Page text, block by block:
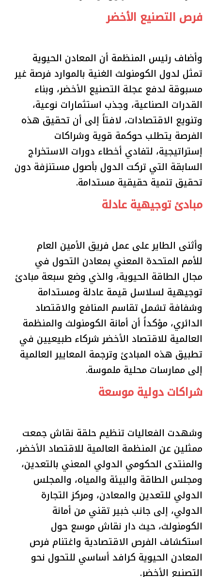
فرص التصنيع الأخضر
وأضاف رئيس المنظمة أن المعادن الحيوية
تمثل لدول الكومنولث الغنية بالموارد فرصة غير
مسبوقة لدفع عجلة التصنيع الأخضر، وبناء
القدرات الصناعية، وجذب استثمارات نوعية،
وتنويع الاقتصادات، لافتاً إلى أن تحقيق هذه
الفرصة يتطلب حوكمة قوية وشراكات
إستراتيجية، لتفادي أخطاء دورات الاستخراج
السابقة التي تركت الدول بأصول مستنزفة دون
تحقيق تنمية حقيقية مستدامة.
مبادئ توجيهية عادلة
وأثنى الطاير على عمل فريق الأمين العام
للأمم المتحدة المعني بمعادن التحول في
مجال الطاقة الحيوية، والذي وضع سبعة مبادئ
توجيهية لسلاسل قيمة عادلة ومستدامة
وشفافة تشمل تقاسم المنافع والاقتصاد
الدائري، مؤكداً أن أمانة الكومنولث والمنظمة
العالمية للاقتصاد الأخضر شركاء طبيعيين في
تطبيق هذه المبادئ وترجمة المعايير العالمية
إلى ممارسات محلية ملموسة.
شراكات دولية موسعة
وشهدت الفعاليات تنظيم حلقة نقاش جمعت
ممثلين عن المنظمة العالمية للاقتصاد الأخضر،
والمنتدى الحكومي الدولي المعني بالتعدين،
ومجلس الطاقة والبيئة والمياه، والمجلس
الدولي للتعدين والمعادن، ومركز التجارة
الدولي، إلى جانب خبير تقني من أمانة
الكومنولث، حيث دار نقاش موسع حول
استكشاف الفرص الاقتصادية واغتنام فرص
المعادن الحيوية كرافد أساسي للتحول نحو
التصنيع الأخضر.